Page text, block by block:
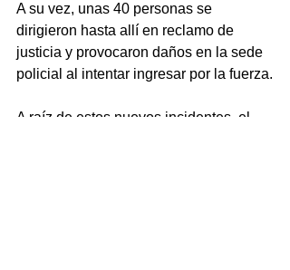
A su vez, unas 40 personas se
dirigieron hasta allí en reclamo de
justicia y provocaron daños en la sede
policial al intentar ingresar por la fuerza.
A raíz de estos nuevos incidentes, el